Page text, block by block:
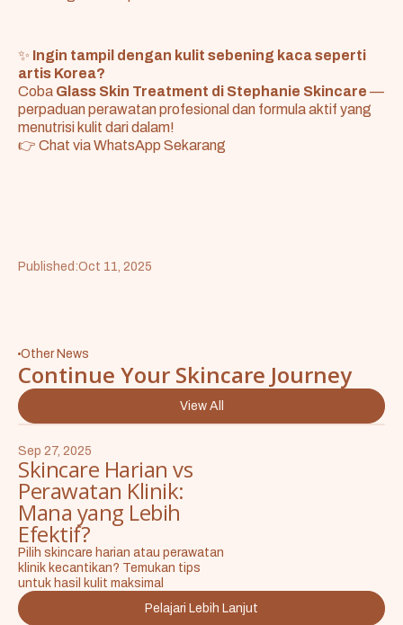
✨ Ingin tampil dengan kulit sebening kaca seperti
artis Korea?
Coba Glass Skin Treatment di Stephanie Skincare —
perpaduan perawatan profesional dan formula aktif yang
menutrisi kulit dari dalam!
👉 Chat via WhatsApp Sekarang
Published:Oct 11, 2025
Other News
Continue Your Skincare Journey
View All
Sep 27, 2025
Skincare Harian vs
Perawatan Klinik:
Mana yang Lebih
Efektif?
Pilih skincare harian atau perawatan
klinik kecantikan? Temukan tips
untuk hasil kulit maksimal
Pelajari Lebih Lanjut